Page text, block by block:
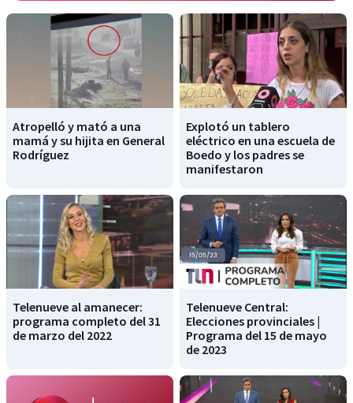
Atropelló y mató a una
mamá y su hijita en General
Rodríguez
Explotó un tablero
eléctrico en una escuela de
Boedo y los padres se
manifestaron
Telenueve al amanecer:
programa completo del 31
de marzo del 2022
Telenueve Central:
Elecciones provinciales |
Programa del 15 de mayo
de 2023